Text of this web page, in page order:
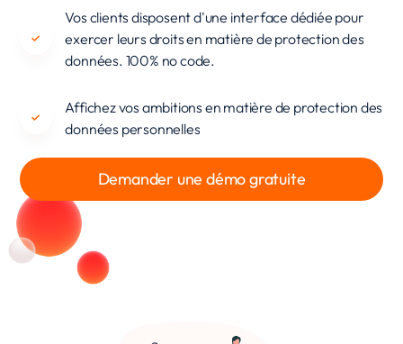
Vos clients disposent d'une interface dédiée pour
exercer leurs droits en matière de protection des
données. 100% no code.
Affichez vos ambitions en matière de protection des
données personnelles
Demander une démo gratuite